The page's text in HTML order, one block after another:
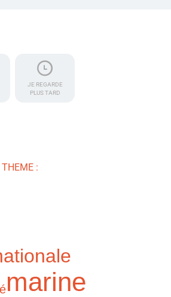
JE REGARDE
PLUS TARD
:
marine